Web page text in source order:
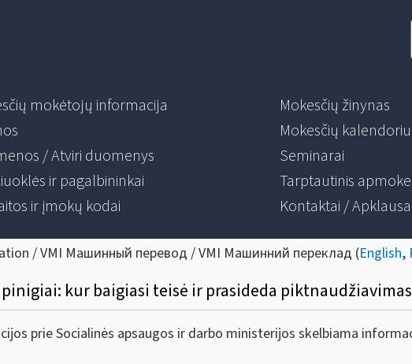
mokėtojų informacija
/ Atviri duomenys
ir pagalbininkai
ir įmokų kodai
Mokesčių žinynas
Mokesčių
Seminarai
Tarptautinis
Kontaktai / Apklausa
/ VMI Машинный перевод / VMI Машинний переклад (English,
kur baigiasi teisė ir prasideda
prie Socialinės apsaugos ir darbo ministerijos skelbiama